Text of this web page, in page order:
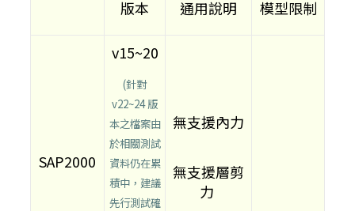
版本 通用說明 模型限制
SAP2000
v15~20
(針對
v22~24 版
本之檔案由
於相關測試
資料仍在累
積中，建議
先行測試確
無支援內力
無支援層剪
力